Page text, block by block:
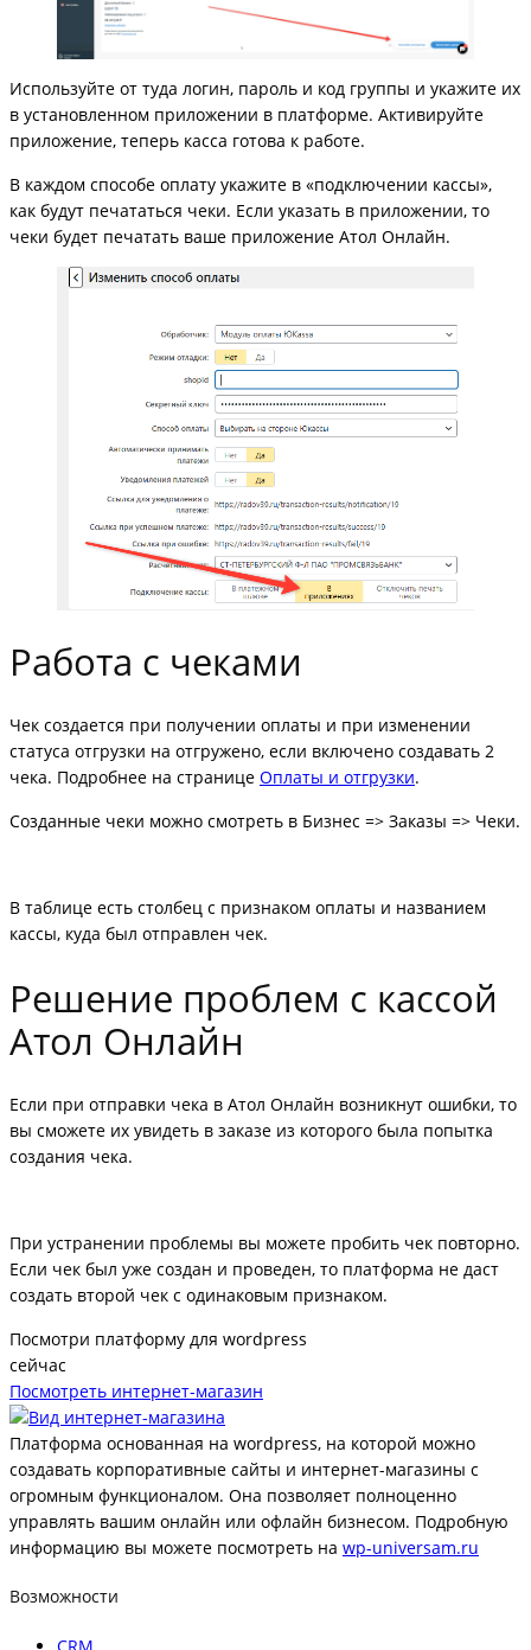
Используйте от туда логин, пароль и код группы и укажите их
в установленном приложении в платформе. Активируйте
приложение, теперь касса готова к работе.
В каждом способе оплату укажите в «подключении кассы»,
как будут печататься чеки. Если указать в приложении, то
чеки будет печатать ваше приложение Атол Онлайн.
Работа с чеками
Чек создается при получении оплаты и при изменении
статуса отгрузки на отгружено, если включено создавать 2
чека. Подробнее на странице Оплаты и отгрузки.
Созданные чеки можно смотреть в Бизнес => Заказы => Чеки.
В таблице есть столбец с признаком оплаты и названием
кассы, куда был отправлен чек.
Решение проблем с кассой
Атол Онлайн
Если при отправки чека в Атол Онлайн возникнут ошибки, то
вы сможете их увидеть в заказе из которого была попытка
создания чека.
При устранении проблемы вы можете пробить чек повторно.
Если чек был уже создан и проведен, то платформа не даст
создать второй чек с одинаковым признаком.
Посмотри платформу для wordpress
сейчас
Посмотреть интернет-магазин
Платформа основанная на wordpress, на которой можно
создавать корпоративные сайты и интернет-магазины с
огромным функционалом. Она позволяет полноценно
управлять вашим онлайн или офлайн бизнесом. Подробную
информацию вы можете посмотреть на wp-universam.ru
Возможности